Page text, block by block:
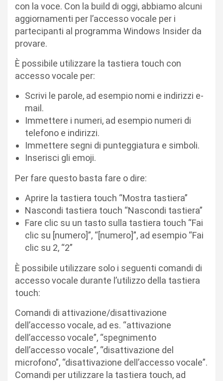
con la voce. Con la build di oggi, abbiamo alcuni
aggiornamenti per l’accesso vocale per i
partecipanti al programma Windows Insider da
provare.
È possibile utilizzare la tastiera touch con
accesso vocale per:
Scrivi le parole, ad esempio nomi e indirizzi e-
mail.
Immettere i numeri, ad esempio numeri di
telefono e indirizzi.
Immettere segni di punteggiatura e simboli.
Inserisci gli emoji.
Per fare questo basta fare o dire:
Aprire la tastiera touch “Mostra tastiera”
Nascondi tastiera touch “Nascondi tastiera”
Fare clic su un tasto sulla tastiera touch “Fai
clic su [numero]”, “[numero]”, ad esempio “Fai
clic su 2, “2”
È possibile utilizzare solo i seguenti comandi di
accesso vocale durante l’utilizzo della tastiera
touch:
Comandi di attivazione/disattivazione
dell’accesso vocale, ad es. “attivazione
dell’accesso vocale”, “spegnimento
dell’accesso vocale”, “disattivazione del
microfono”, “disattivazione dell’accesso vocale”.
Comandi per utilizzare la tastiera touch, ad